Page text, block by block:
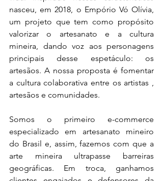
nasceu, em 2018, o Empório Vó Olívia,
um projeto que tem como propósito
valorizar o artesanato e a cultura
mineira, dando voz aos personagens
principais desse espetáculo: os
artesãos. A nossa proposta é fomentar
a cultura colaborativa entre os artistas ,
artesãos e comunidades.
Somos o primeiro e-commerce
especializado em artesanato mineiro
do Brasil e, assim, fazemos com que a
arte mineira ultrapasse barreiras
geográficas. Em troca, ganhamos